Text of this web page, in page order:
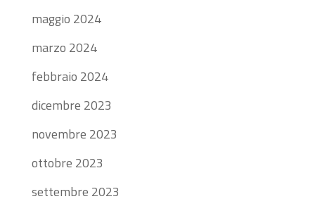
maggio 2024
marzo 2024
febbraio 2024
dicembre 2023
novembre 2023
ottobre 2023
settembre 2023